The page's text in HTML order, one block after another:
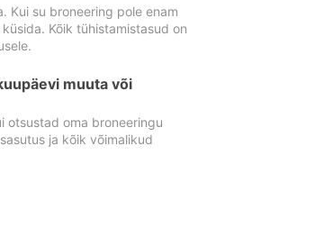
Kui su broneering pole enam
Kõik tühistamistasud on
muuta või
otsustad oma broneeringu
ja kõik võimalikud